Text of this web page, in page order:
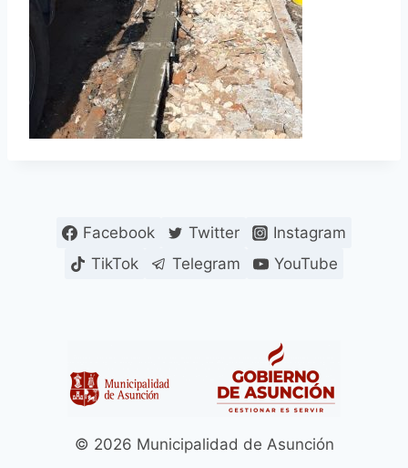
Facebook Twitter
Instagram
TikTok
Telegram YouTube
© 2026 Municipalidad de Asunción